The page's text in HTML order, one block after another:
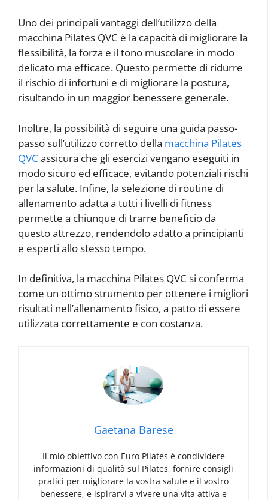
Uno dei principali vantaggi dell’utilizzo della
macchina Pilates QVC è la capacità di migliorare la
flessibilità, la forza e il tono muscolare in modo
delicato ma efficace. Questo permette di ridurre
il rischio di infortuni e di migliorare la postura,
risultando in un maggior benessere generale.
Inoltre, la possibilità di seguire una guida passo-
passo sull’utilizzo corretto della macchina Pilates
QVC assicura che gli esercizi vengano eseguiti in
modo sicuro ed efficace, evitando potenziali rischi
per la salute. Infine, la selezione di routine di
allenamento adatta a tutti i livelli di fitness
permette a chiunque di trarre beneficio da
questo attrezzo, rendendolo adatto a principianti
e esperti allo stesso tempo.
In definitiva, la macchina Pilates QVC si conferma
come un ottimo strumento per ottenere i migliori
risultati nell’allenamento fisico, a patto di essere
utilizzata correttamente e con costanza.
Gaetana Barese
Il mio obiettivo con Euro Pilates è condividere
informazioni di qualità sul Pilates, fornire consigli
pratici per migliorare la vostra salute e il vostro
benessere, e ispirarvi a vivere una vita attiva e